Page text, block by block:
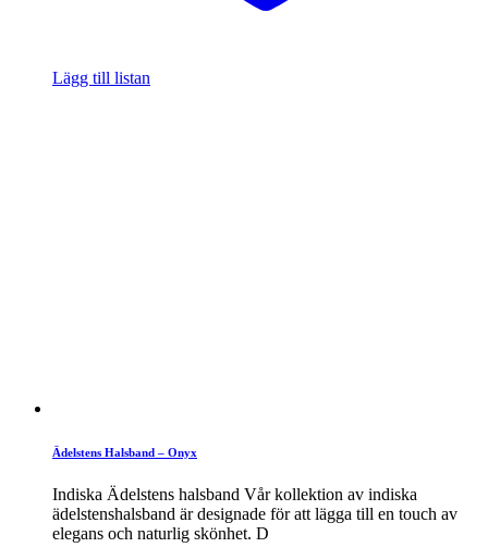
Lägg till listan
Ädelstens Halsband – Onyx
Indiska Ädelstens halsband Vår kollektion av indiska
ädelstenshalsband är designade för att lägga till en touch av
elegans och naturlig skönhet. D